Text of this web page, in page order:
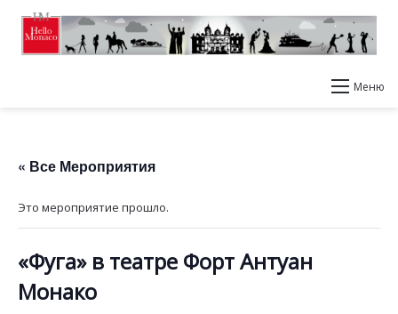
Меню
« Все Мероприятия
Это мероприятие прошло.
«Фуга» в театре Форт Антуан
Монако